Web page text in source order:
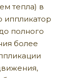
тепла) в
иппликатор
полного
более